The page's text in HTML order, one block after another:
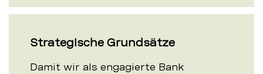
Strategische Grundsätze
Damit wir als engagierte Bank